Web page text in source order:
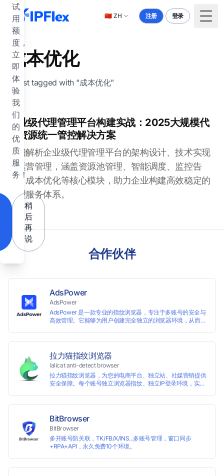
试
用
额
度，
立
即
体
验
我
们
的
优
质
服
务！
稍
后
再
说
跳到主要内容
🇨🇳 ZH 注册 登录
成本优化
1 post tagged with "成本优化"
企业级代理管理平台构建实战：2025大规模代
理资源统一管控解决方案
详细解析企业级代理管理平台的架构设计、技术实现
和运营管理，涵盖资源池管理、智能调度、监控告
警、成本优化等核心模块，助力企业构建高效稳定的
代理服务体系。
合作伙伴
AdsPower
AdsPower
AdsPower 是一款专业的指纹浏览器，专注于多账号的安全与
高效管理。它能够为用户创建完全独立的浏览器环境，从而避
拉力猫指纹浏览器
lalicat anti-detect browser
拉力猫指纹浏览器，为您的电商平台、独立站、社媒营销提供
安全保障。每个账号独立浏览器指纹、独立IP登录环境，实现
BitBrowser
BitBrowser
多开账号防关联，TK/FB/X/INS...多账号管理，窗口同步
+RPA+API，永久免费10个环境。